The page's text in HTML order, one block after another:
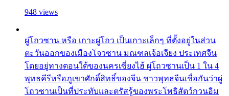
948 views
ผู่โถวซาน หรือ เกาะผู่โถว เป็นเกาะเล็กๆ ที่ตั้งอยู่ในส่วน
ตะวันออกของเมืองโจวซาน มณฑลเจ้อเจียง ประเทศจีน
โดยอยู่ทางตอนใต้ของนครเซี่ยงไฮ้ ผู่โถวซานเป็น 1 ใน 4
พุทธคีรีหรือภูเขาศักดิ์สิทธิ์ของจีน ชาวพุทธจีนเชื่อกันว่าผู่
โถวซานเป็นที่ประทับและตรัสรู้ของพระโพธิสัตว์กวนอิม